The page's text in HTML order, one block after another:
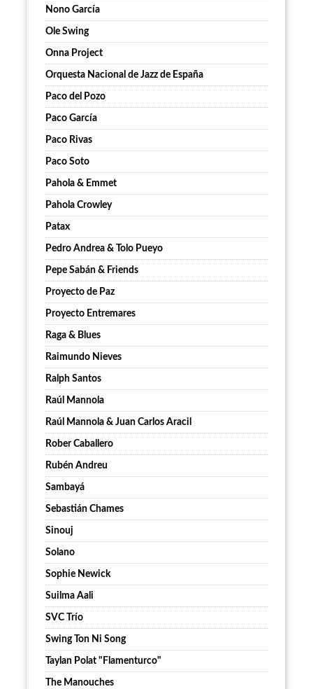
Nono García
Ole Swing
Onna Project
Orquesta Nacional de Jazz de España
Paco del Pozo
Paco García
Paco Rivas
Paco Soto
Pahola & Emmet
Pahola Crowley
Patax
Pedro Andrea & Tolo Pueyo
Pepe Sabán & Friends
Proyecto de Paz
Proyecto Entremares
Raga & Blues
Raimundo Nieves
Ralph Santos
Raúl Mannola
Raúl Mannola & Juan Carlos Aracil
Rober Caballero
Rubén Andreu
Sambayá
Sebastián Chames
Sinouj
Solano
Sophie Newick
Suilma Aali
SVC Trío
Swing Ton Ni Song
Taylan Polat "Flamenturco"
The Manouches